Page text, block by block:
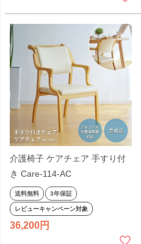
介護椅子 ケアチェア 手すり付
き Care-114-AC
送料無料 3年保証
レビューキャンペーン対象
36,200